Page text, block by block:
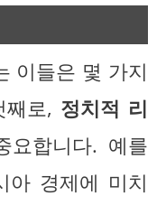
이들은 몇 가지
로, 정치적 리
요합니다. 예를
아 경제에 미치